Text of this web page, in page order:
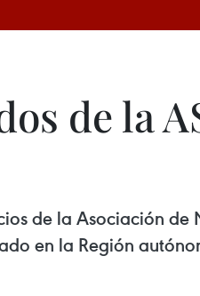
de la
de la Asociación de
en la Región